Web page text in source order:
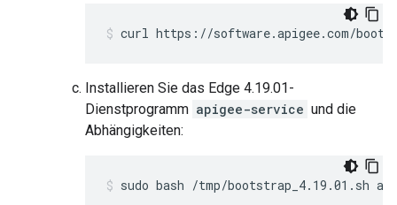
curl https://software.apigee.com/
Installieren Sie das Edge 4.19.01-
Dienstprogramm apigee-service und die
Abhängigkeiten:
sudo bash /tmp/bootstrap_4.19.01.sh